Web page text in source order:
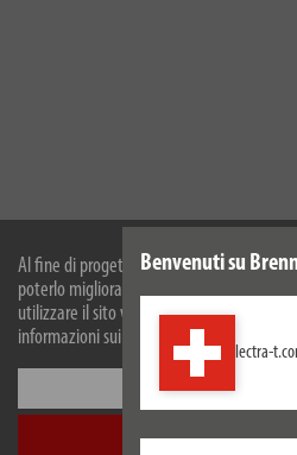
Al fine di progettare il nostro sito web in
poterlo migliorare continuamente,
utilizzare il sito web, accetti il nostro
informazioni sui cookie, si prega di
Configurare
Accetta
Benvenuti su
lectra-
Descrizione